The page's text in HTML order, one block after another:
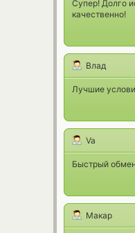
Супер! Долго
качественно!
Влад
Лучшие
Va
Быстрый
Макар